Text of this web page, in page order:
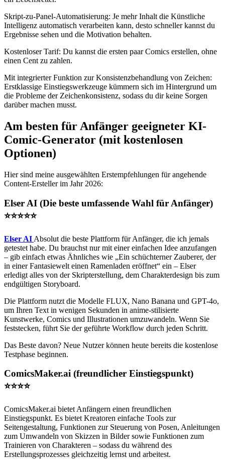
Skript-zu-Panel-Automatisierung: Je mehr Inhalt die Künstliche
Intelligenz automatisch verarbeiten kann, desto schneller kannst du
Ergebnisse sehen und die Motivation behalten.
Kostenloser Tarif: Du kannst die ersten paar Comics erstellen, ohne
einen Cent zu zahlen.
Mit integrierter Funktion zur Konsistenzbehandlung von Zeichen:
Erstklassige Einstiegswerkzeuge kümmern sich im Hintergrund um
die Probleme der Zeichenkonsistenz, sodass du dir keine Sorgen
darüber machen musst.
Am besten für Anfänger geeigneter KI-
Comic-Generator (mit kostenlosen
Optionen)
Hier sind meine ausgewählten Erstempfehlungen für angehende
Content-Ersteller im Jahr 2026:
Elser AI (Die beste umfassende Wahl für Anfänger)
⭐⭐⭐⭐⭐
Elser AI Absolut die beste Plattform für Anfänger, die ich jemals
getestet habe. Du brauchst nur mit einer einfachen Idee anzufangen
– gib einfach etwas Ähnliches wie „Ein schüchterner Zauberer, der
in einer Fantasiewelt einen Ramenladen eröffnet“ ein – Elser
erledigt alles von der Skripterstellung, dem Charakterdesign bis zum
endgültigen Storyboard.
Die Plattform nutzt die Modelle FLUX, Nano Banana und GPT-4o,
um Ihren Text in wenigen Sekunden in anime-stilisierte
Kunstwerke, Comics und Illustrationen umzuwandeln. Wenn Sie
feststecken, führt Sie der geführte Workflow durch jeden Schritt.
Das Beste davon? Neue Nutzer können heute bereits die kostenlose
Testphase beginnen.
ComicsMaker.ai (freundlicher Einstiegspunkt)
⭐⭐⭐⭐
ComicsMaker.ai bietet Anfängern einen freundlichen
Einstiegspunkt. Es bietet Kreatoren einfache Tools zur
Seitengestaltung, Funktionen zur Steuerung von Posen, Anleitungen
zum Umwandeln von Skizzen in Bilder sowie Funktionen zum
Trainieren von Charakteren – sodass du während des
Erstellungsprozesses gleichzeitig lernst und arbeitest.